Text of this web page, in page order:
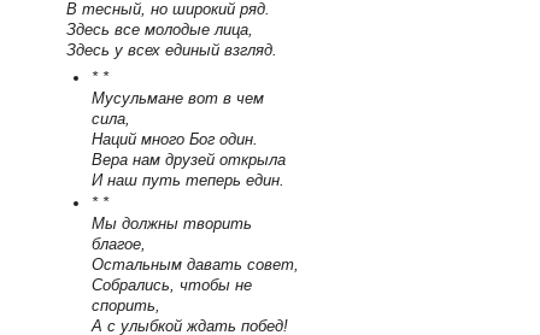
В тесный, но широкий ряд.
Здесь все молодые лица,
Здесь у всех единый взгляд.
* *
Мусульмане вот в чем
сила,
Наций много Бог один.
Вера нам друзей открыла
И наш путь теперь един.
* *
Мы должны творить
благое,
Остальным давать совет,
Собрались, чтобы не
спорить,
А с улыбкой ждать побед!